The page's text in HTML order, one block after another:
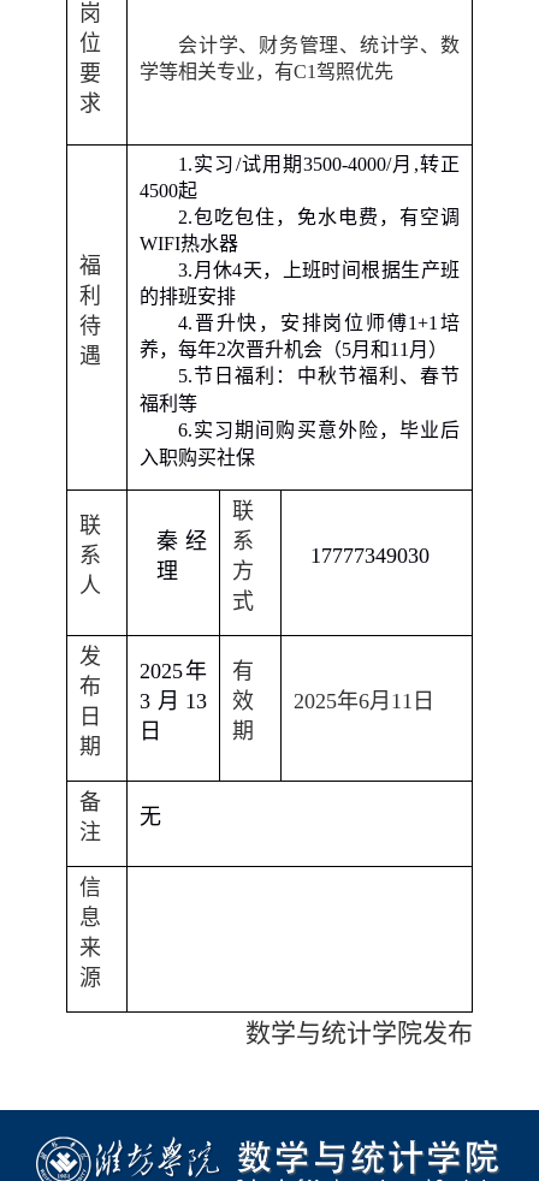
岗
位
要
求
会计学、财务管理、统计学、数
学等相关专业，有C1驾照优先
福
利
待
遇
1.实习/试用期3500-4000/月 ,转正
4500起
2.包吃包住，免水电费，有空调
WIFI热水器
3. 月休4天，上班时间根据生产班
的排班安排
4. 晋升快，安排岗位师傅1+1 培
养，每年2次晋升机会（5月和11 月）
5.节日福利：中秋节福利、春节
福利等
6.实习期间购买意外险，毕业后
入职购买社保
联
系
人
秦经
理
联
系
方
式
17777349030
发
布
日
期
2025年
3 月 13
日
有
效
期
2025年6月 11 日
备
注
无
信
息
来
源
数学与统计学院发布